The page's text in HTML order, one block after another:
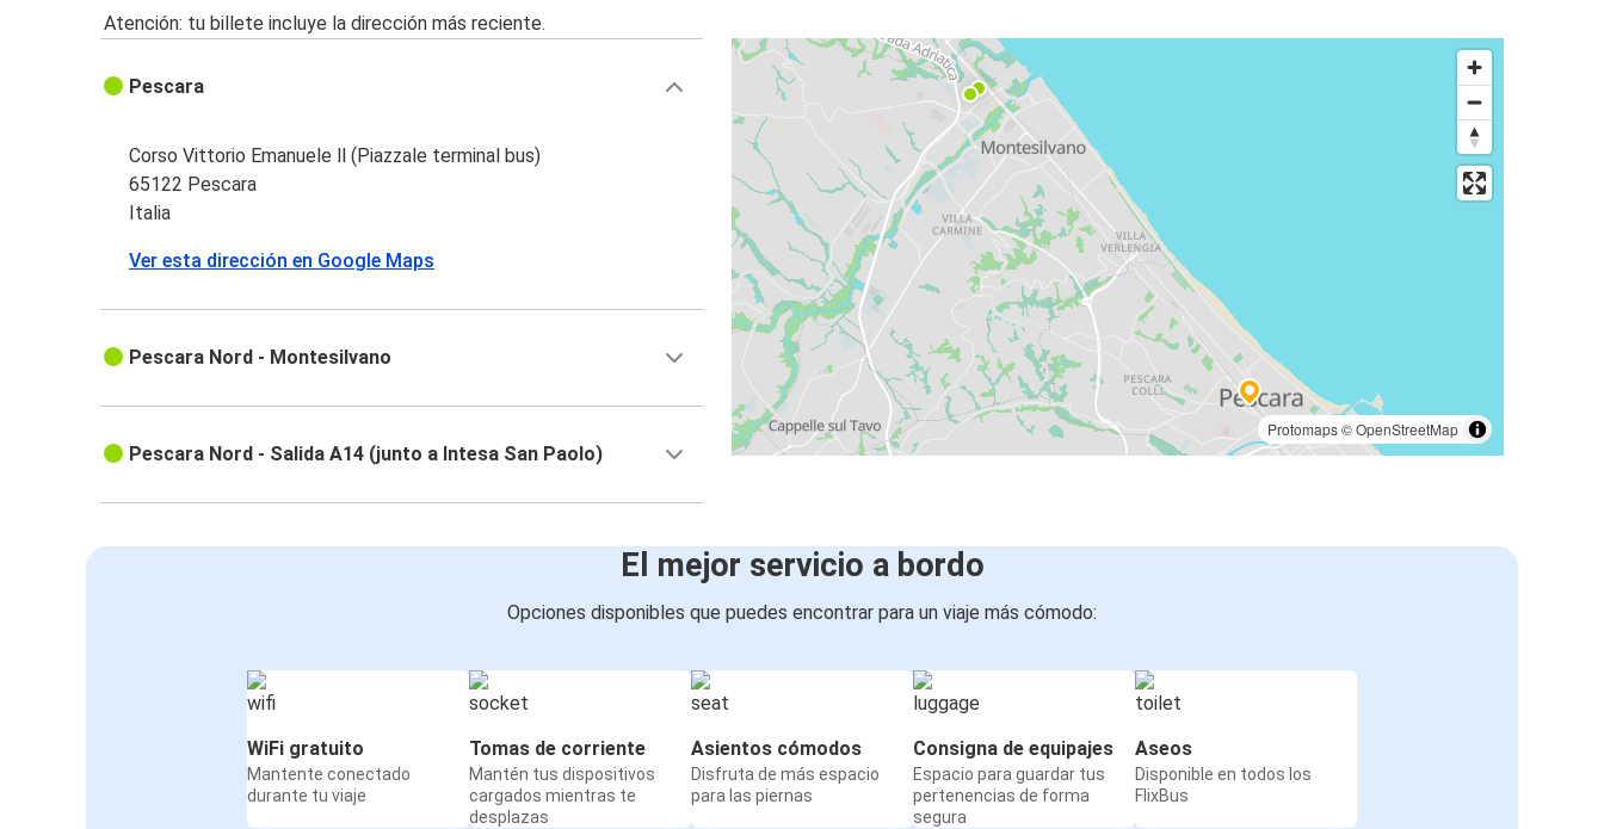
Atención: tu billete incluye la dirección más reciente.
Protomaps©OpenStreetMap
Pescara
Corso Vittorio Emanuele ll (Piazzale terminal bus)
65122 Pescara
Italia
Ver esta dirección en Google Maps
Pescara Nord - Montesilvano
Pescara Nord - Salida A14 (junto a Intesa San Paolo)
El mejor servicio a bordo
Opciones disponibles que puedes encontrar para un viaje más cómodo:
WiFi gratuito
Mantente conectado
durante tu viaje
Tomas de corriente
Mantén tus dispositivos
cargados mientras te
desplazas
Asientos cómodos
Disfruta de más espacio
para las piernas
Consigna de equipajes
Espacio para guardar tus
pertenencias de forma
segura
Aseos
Disponible en todos los
FlixBus